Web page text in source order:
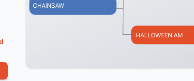
CHAINSAW
HALLOWEEN AM